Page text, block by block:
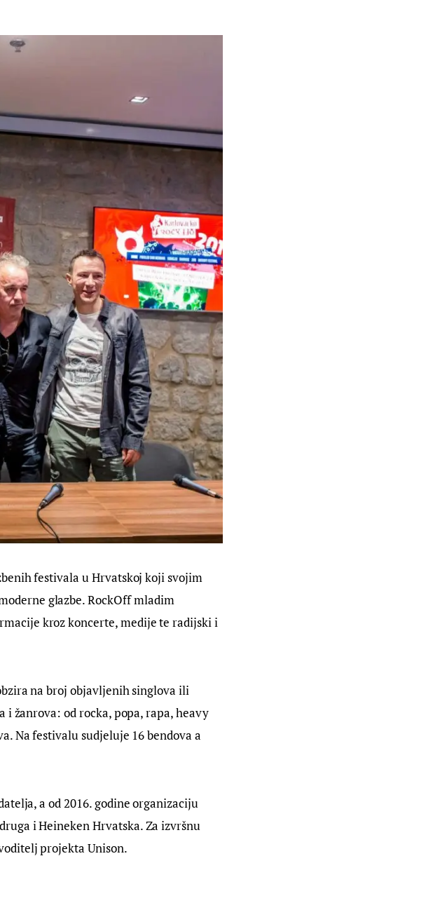
festivala u Hrvatskoj koji svojim
glazbe. RockOff mladim
kroz koncerte, medije te radijski i
na broj objavljenih singlova ili
žanrova: od rocka, popa, rapa, heavy
Na festivalu sudjeluje 16 bendova a
a od 2016. godine organizaciju
i Heineken Hrvatska. Za izvršnu
projekta Unison.